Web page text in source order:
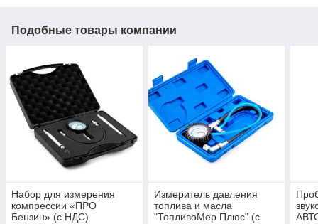
Подобные товары компании
Набор для измерения
компрессии «ПРО
Бензин» (с НДС)
Измеритель давления
топлива и масла
"ТопливоМер Плюс" (с